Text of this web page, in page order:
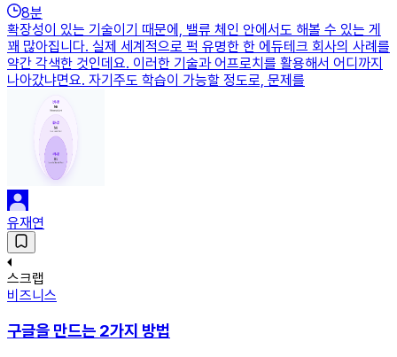
8분
확장성이 있는 기술이기 때문에, 밸류 체인 안에서도 해볼 수 있는 게
꽤 많아집니다. 실제 세계적으로 퍽 유명한 한 에듀테크 회사의 사례를
약간 각색한 것인데요. 이러한 기술과 어프로치를 활용해서 어디까지
나아갔냐면요. 자기주도 학습이 가능할 정도로, 문제를
유재연
스크랩
비즈니스
구글을 만드는 2가지 방법